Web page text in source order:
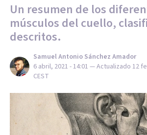
Un resumen de los
músculos del cuello,
descritos.
Samuel Antonio Sánchez Amador
6 abril, 2021 - 14:01 — Actualizado 12
CEST